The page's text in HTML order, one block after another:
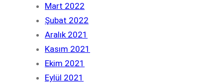
Mart 2022
Şubat 2022
Aralık 2021
Kasım 2021
Ekim 2021
Eylül 2021